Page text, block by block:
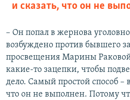
и сказать, что он не
– Он попал в жернова
возбуждено против бывшего
просвещения Марины
какие-то зацепки, чтобы
дело. Самый простой способ –
что он не выполнен. Потому